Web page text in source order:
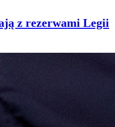
z rezerwami Legii